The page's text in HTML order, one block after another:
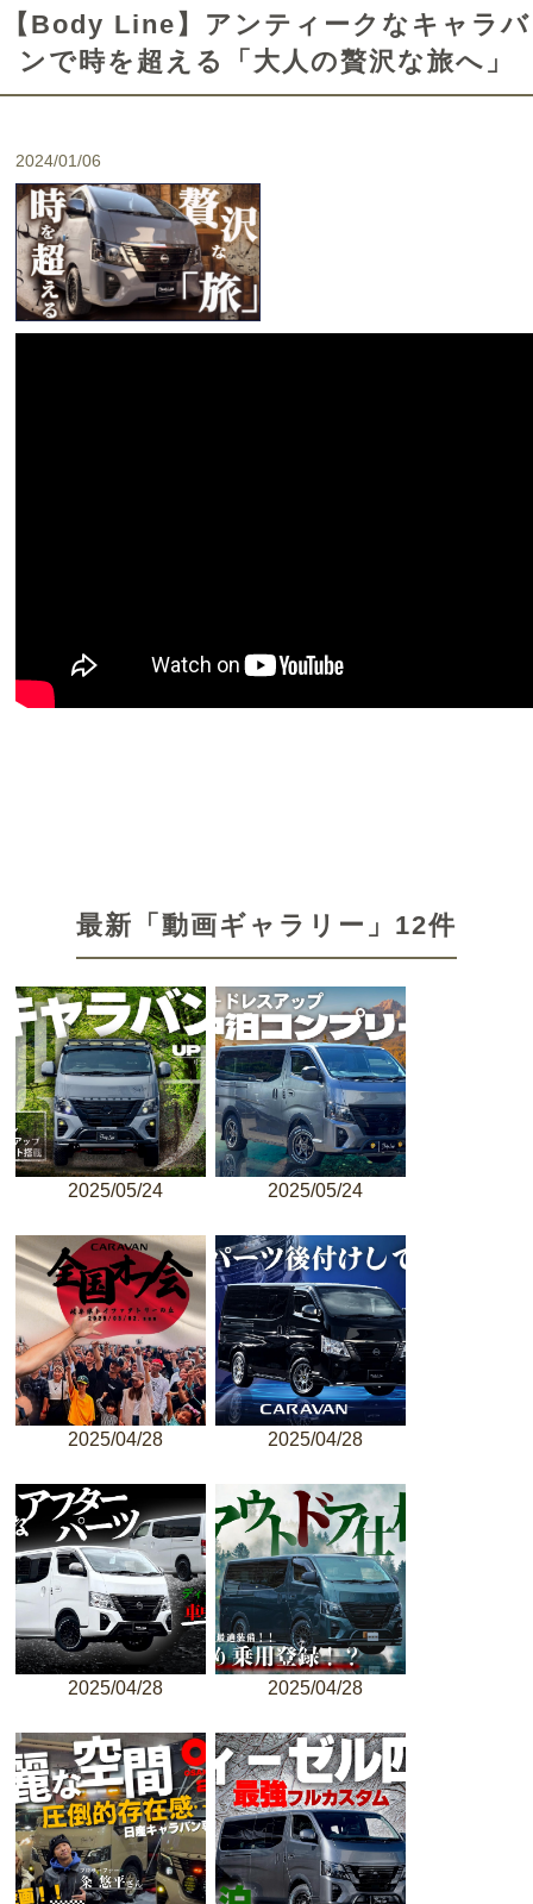
【Body Line】アンティークなキャラバ
ンで時を超える「大人の贅沢な旅へ」
2024/01/06
最新「動画ギャラリー」12件
2025/05/24 2025/05/24
2025/04/28 2025/04/28
2025/04/28 2025/04/28